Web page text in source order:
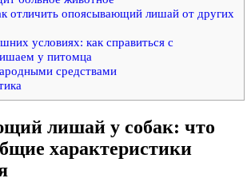
отличить опоясывающий лишай от других
условиях: как справиться с
у питомца
средствами
лишай у собак: что
характеристики